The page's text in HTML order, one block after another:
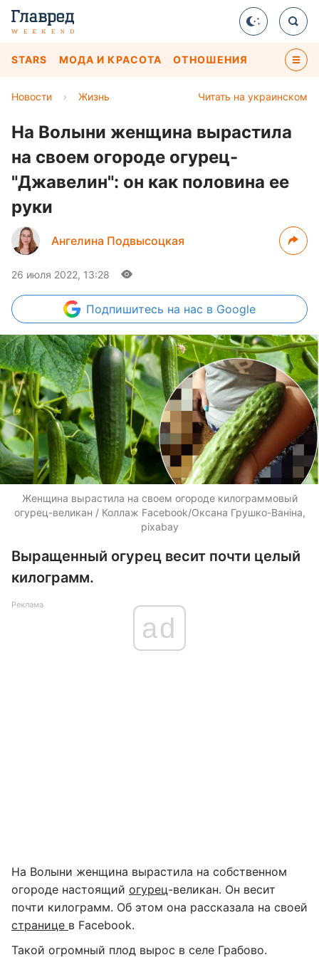
STARS МОДА И КРАСОТА ОТНОШЕНИЯ
Читать на украинском
Новости › Жизнь
На Волыни женщина вырастила
на своем огороде огурец-
"Джавелин": он как половина ее
руки
Ангелина Подвысоцкая
26 июля 2022, 13:28
Подпишитесь на нас в Google
Женщина вырастила на своем огороде килограммовый
огурец-великан / Коллаж Facebook/Оксана Грушко-Ваніна,
pixabay
Выращенный огурец весит почти целый
килограмм.
Реклама
ad
На Волыни женщина вырастила на собственном
огороде настоящий огурец-великан. Он весит
почти килограмм. Об этом она рассказала на своей
странице в Facebook.
Такой огромный плод вырос в селе Грабово.